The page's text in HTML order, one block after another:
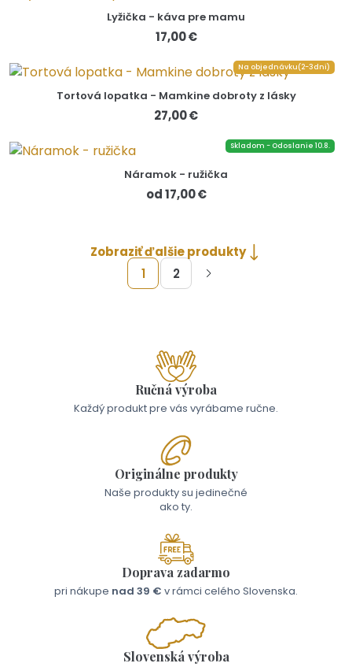
Lyžička - káva pre mamu
17,00 €
Na objednávku(2-3dni)
Tortová lopatka - Mamkine dobroty z lásky
27,00 €
Skladom - Odoslanie 10.8.
Náramok - ružička
od 17,00 €
1 2
Zobraziť ďalšie produkty
Ručná výroba
Každý produkt pre vás vyrábame ručne.
Originálne produkty
Naše produkty su jedinečné
ako ty.
Doprava zadarmo
pri nákupe nad 39 € v rámci celého Slovenska.
Slovenská výroba